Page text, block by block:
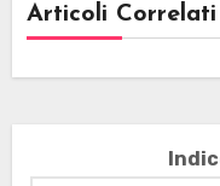
Articoli Correlati